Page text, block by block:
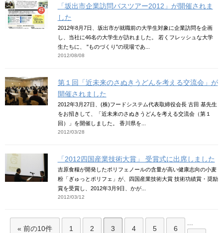
「坂出市企業訪問バスツアー2012」が開催されま
した
2012年8月7日、坂出市が就職前の大学生対象に企業訪問を企画
し、当社に46名の大学生が訪れました。 若くフレッシュな大学
生たちに、 "ものづくり"の現場であ...
2012/08/08
第１回「近未来のさぬきうどんを考える交流会」が
開催されました
2012年3月27日、(株)フードシステム代表取締役会長 古田 基先生
をお招きして、「近未来のさぬきうどんを考える交流会（第１
回）」を開催しました。 香川県を...
2012/03/28
「2012四国産業技術大賞」 受賞式に出席しました
吉原食糧が開発したポリフェノールの含量が高い健康志向の小麦
粉「ぎゅっとポリフェ」が、四国産業技術大賞 技術功績賞・奨励
賞を受賞し、2012年3月9日、かが...
2012/03/12
« 前の10件 1 2 3 4 5 6
...